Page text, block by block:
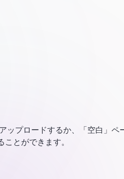
ップロードするか、「空白」ペ
とができます。